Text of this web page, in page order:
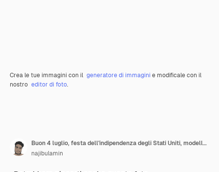
Crea le tue immagini con il generatore di immagini e modificale con il
nostro editor di foto.
Buon 4 luglio, festa dell'indipendenza degli Stati Uniti, modello di bandiera con fuochi d'artificio e paesaggio cittadino degli Stati Uniti
najibulamin